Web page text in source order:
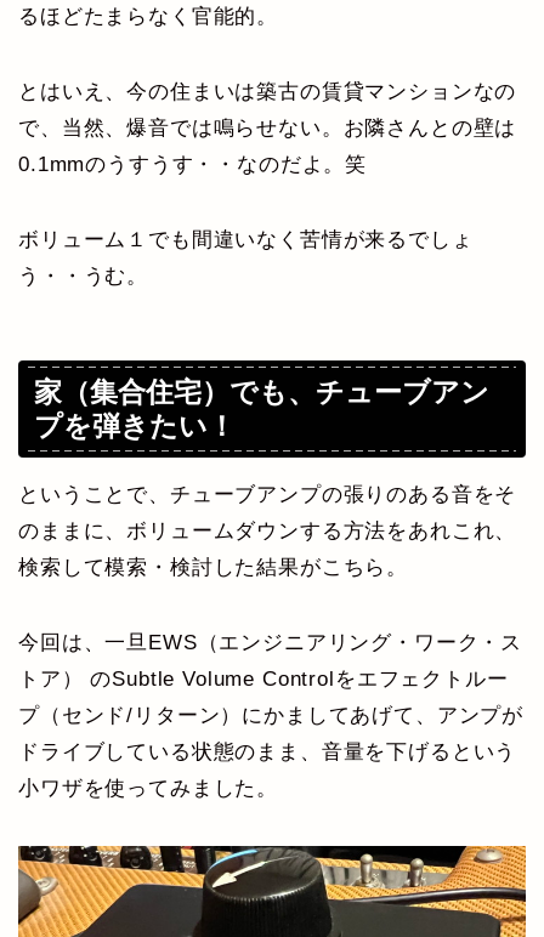
るほどたまらなく官能的。
とはいえ、今の住まいは築古の賃貸マンションなの
で、当然、爆音では鳴らせない。お隣さんとの壁は
0.1mmのうすうす・・なのだよ。笑
ボリューム１でも間違いなく苦情が来るでしょ
う・・うむ。
家（集合住宅）でも、チューブアン
プを弾きたい！
ということで、チューブアンプの張りのある音をそ
のままに、ボリュームダウンする方法をあれこれ、
検索して模索・検討した結果がこちら。
今回は、一旦EWS（エンジニアリング・ワーク・ス
トア） のSubtle Volume Controlをエフェクトルー
プ（センド/リターン）にかましてあげて、アンプが
ドライブしている状態のまま、音量を下げるという
小ワザを使ってみました。